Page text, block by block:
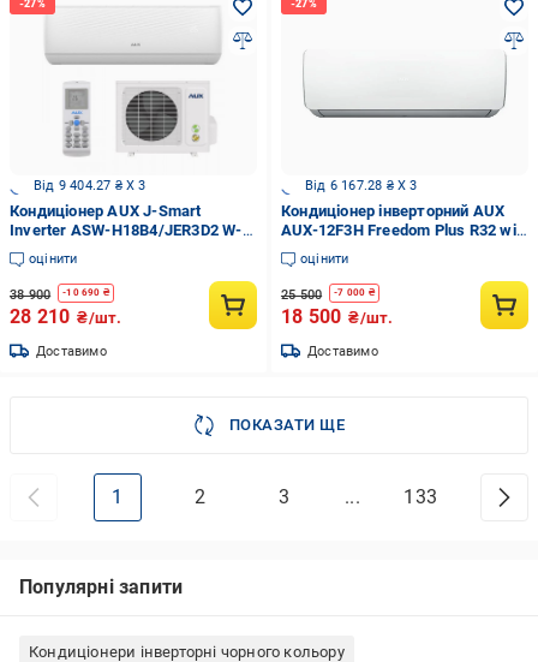
Від 9 404.27 ₴ X 3
Кондиціонер AUX J-Smart
Inverter ASW-H18B4/JER3D2 W-Fi
Ready (до -25°C) R32
оцінити
38 900 -10 690 ₴
28 210 ₴/шт.
Доставимо
Від 6 167.28 ₴ X 3
Кондиціонер інверторний AUX
AUX-12F3H Freedom Plus R32 wi-
fi вбудований (27734256)
оцінити
25 500 -7 000 ₴
18 500 ₴/шт.
Доставимо
ПОКАЗАТИ ЩЕ
1 2 3 ... 133
Популярні запити
Кондиціонери інверторні чорного кольору